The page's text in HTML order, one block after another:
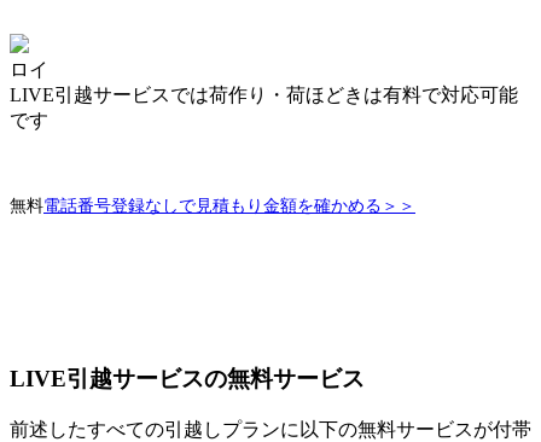
ロイ
LIVE引越サービスでは荷作り・荷ほどきは有料で対応可能
です
無料電話番号登録なしで見積もり金額を確かめる＞＞
LIVE引越サービスの無料サービス
前述したすべての引越しプランに以下の無料サービスが付帯